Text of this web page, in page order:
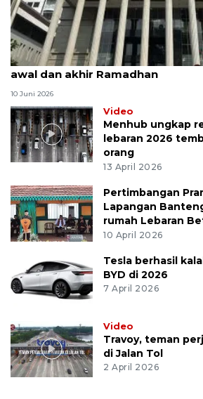
MK uji materi UU Peradilan
awal dan akhir Ramadhan
10 Juni 2026
Video
Menhub ungkap
lebaran 2026
orang
13 April 2026
Pertimbangan
Lapangan
rumah Lebaran
10 April 2026
Tesla berhasil
BYD di 2026
7 April 2026
Video
Travoy, teman
di Jalan Tol
2 April 2026